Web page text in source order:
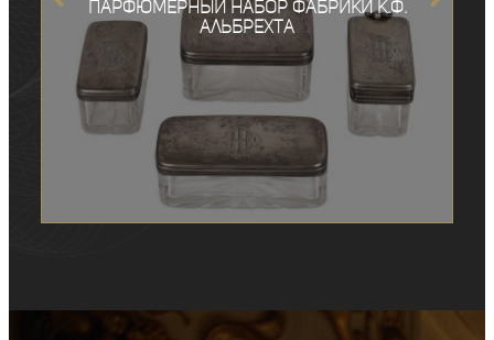
Парфюмерный набор фабрики К.Ф.
Альбрехта